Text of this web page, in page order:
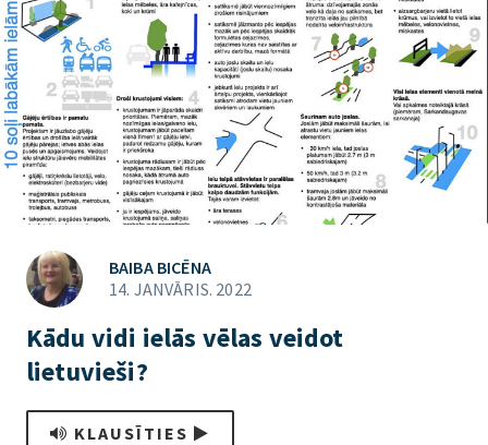
BAIBA BICĒNA
14. JANVĀRIS. 2022
Kādu vidi ielās vēlas veidot
lietuvieši?
KLAUSĪTIES